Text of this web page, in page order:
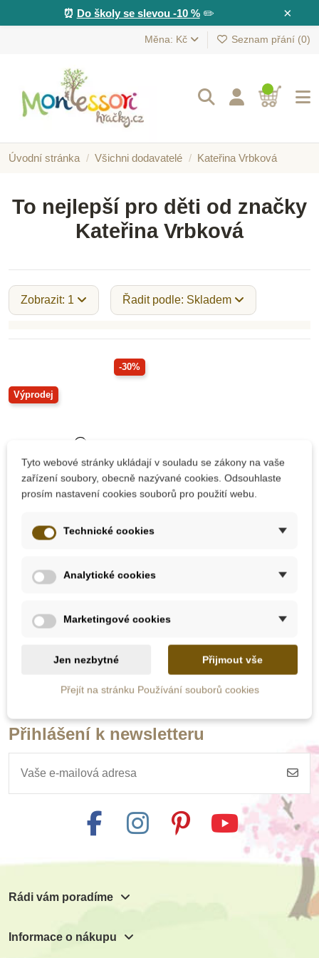
×
⏰ Do školy se slevou -10 %✏️
Měna: Kč Seznam přání (0)
Úvodní stránka Všichni dodavatelé Kateřina Vrbková
To nejlepší pro děti od značky
Kateřina Vrbková
Zobrazit: 1 Řadit podle: Skladem
-30%
Výprodej
104 Kč149 Kč
Přidat do košíku
Přihlášení k newsletteru
Rádi vám poradíme
Informace o nákupu
Tyto webové stránky ukládají v souladu se zákony na vaše
zařízení soubory, obecně nazývané cookies. Odsouhlaste
prosím nastavení cookies souborů pro použití webu.
Technické cookies
Analytické cookies
Marketingové cookies
Jen nezbytné Přijmout vše
Přejít na stránku Používání souborů cookies